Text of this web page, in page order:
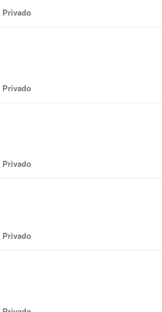
Privado
Privado
Privado
Privado